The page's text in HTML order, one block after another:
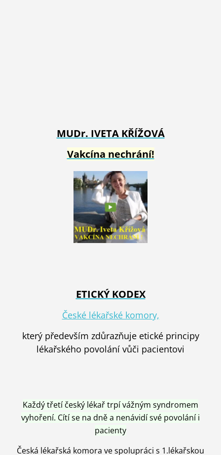
MUDr. IVETA KŘÍŽOVÁ
Vakcína nechrání!
ETICKÝ KODEX
České lékařské komory,
který především zdůrazňuje etické principy
lékařského povolání vůči pacientovi
Každý třetí český lékař trpí vážným syndromem
vyhoření. Cítí se na dně a nenávidí své povolání i
pacienty
Česká lékařská komora ve spolupráci s 1.lékařskou